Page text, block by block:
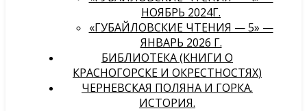
НОЯБРЬ 2024Г.
«ГУБАЙЛОВСКИЕ ЧТЕНИЯ — 5» —
ЯНВАРЬ 2026 Г.
БИБЛИОТЕКА (КНИГИ О
КРАСНОГОРСКЕ И ОКРЕСТНОСТЯХ)
ЧЕРНЕВСКАЯ ПОЛЯНА И ГОРКА.
ИСТОРИЯ.